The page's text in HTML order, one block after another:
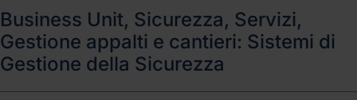
Business Unit, Sicurezza, Servizi,
Gestione appalti e cantieri: Sistemi di
Gestione della Sicurezza